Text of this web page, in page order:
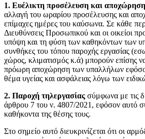
1. Ευέλικτη προσέλευση και
αλλαγή του ωραρίου προσέλευσης και
επίμαχες ημέρες του καύσωνα. Σε κάθε
Διευθύνσεις Προσωπικού και οι οικείοι
υπόψη και τη φύση των καθηκόντων των
συνθήκες του τόπου παροχής εργασίας
χώρος, κλιματισμός κ.ά) μπορούν επίσης
πρόωρη αποχώρηση των υπαλλήλων εφόσον
θέμα υγείας και ασφάλειας λόγω των
2. Παροχή τηλεργασίας σύμφωνα με τις
άρθρου 7 του ν. 4807/2021, εφόσον αυτό
καθήκοντα της θέσης τους.
Στο σημείο αυτό διευκρινίζεται ότι οι